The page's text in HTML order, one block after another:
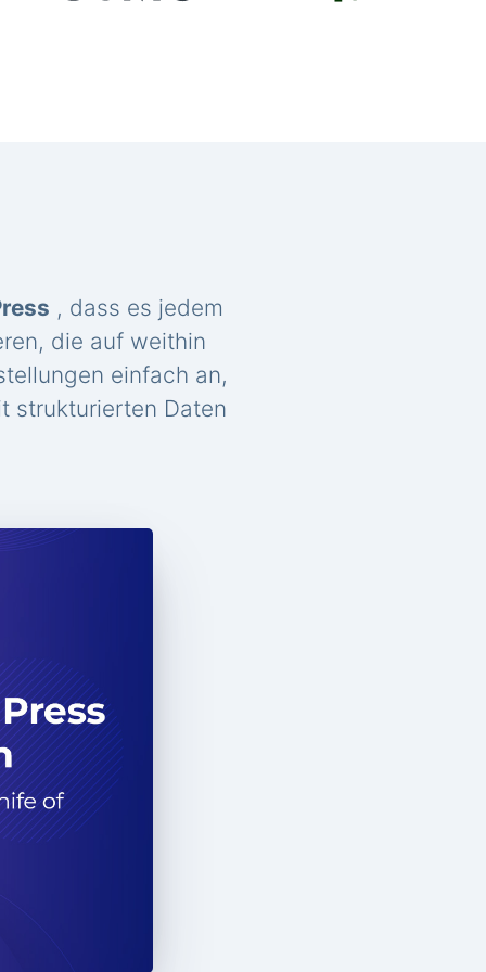
, dass es jedem
die auf weithin
einfach an,
strukturierten Daten